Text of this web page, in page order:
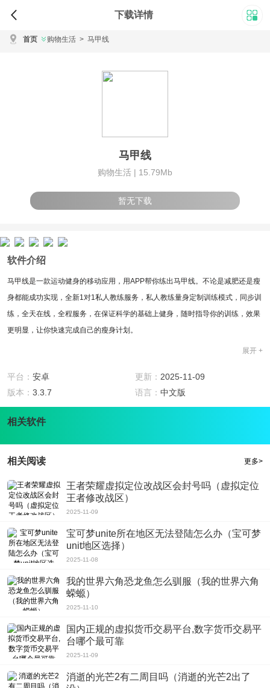
下载详情
首页 购物生活 > 马甲线
马甲线
购物生活 | 15.79Mb
暂无下载
软件介绍
马甲线是一款运动健身的移动应用，用APP帮你练出马甲线。不论是减肥还是瘦
身都能成功实现，全新1对1私人教练服务，私人教练量身定制训练模式，同步训
练，全天在线，全程服务，在保证科学的基础上健身，随时指导你的训练，效果
更明显，让你快速完成自己的瘦身计划。
马甲线APP带领大家开启零器械的健身模式，一起在家轻松运动，用科学的方式
还有超多精选励志案例，用事实案例，激励正在健身的自己；APP中还有更多激
励方式，每天坚持，天天返现，化力量为动力。
软件特色
1.为用户提供7天免费定制体验，让用户感受专业性的服务。
3.用真实案例鼓励用户，用签到返现来激励用户，让健身更有动力。
5.志同道合的小伙伴可以在群组里分享自己的减肥经验，互相监督。
6.根据用户的不同情况，可以让私教定制个性化的健身计划。
软件点评
马甲线为追求完美身材的用户提供了专业的指导，在这里有不同情况的人，但追
求同一个目标——拥有好身材！在这里，找到你的专属教练，让健身更专业，让
训练成果更高效！下载《马甲线》，一起练出马甲线!
展开 +
平台： 安卓 更新： 2025-11-09
版本： 3.3.7 语言： 中文版
相关软件
相关阅读 更多>
王者荣耀虚拟定位改战区会封号吗（虚拟定位
王者修改战区）
2025-11-09
宝可梦unite所在地区无法登陆怎么办（宝可梦
unit地区选择）
2025-11-08
我的世界六角恐龙鱼怎么驯服（我的世界六角
蝾螈）
2025-11-10
国内正规的虚拟货币交易平台,数字货币交易平
台哪个最可靠
2025-11-09
消逝的光芒2有二周目吗（消逝的光芒2出了